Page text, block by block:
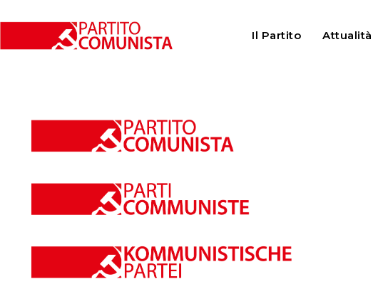
Il Partito Attualità
Home Calendario
Calendario